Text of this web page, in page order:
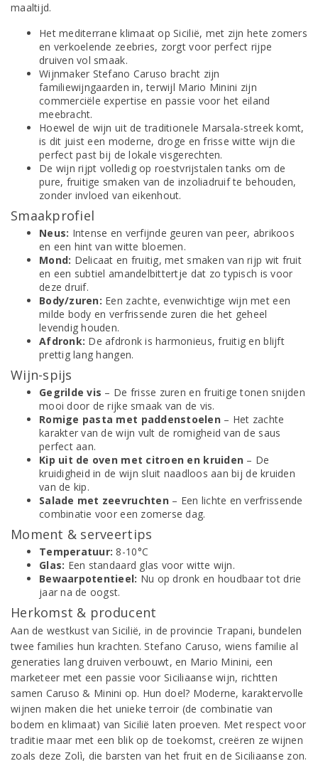
maaltijd.
Het mediterrane klimaat op Sicilië, met zijn hete zomers
en verkoelende zeebries, zorgt voor perfect rijpe
druiven vol smaak.
Wijnmaker Stefano Caruso bracht zijn
familiewijngaarden in, terwijl Mario Minini zijn
commerciële expertise en passie voor het eiland
meebracht.
Hoewel de wijn uit de traditionele Marsala-streek komt,
is dit juist een moderne, droge en frisse witte wijn die
perfect past bij de lokale visgerechten.
De wijn rijpt volledig op roestvrijstalen tanks om de
pure, fruitige smaken van de inzoliadruif te behouden,
zonder invloed van eikenhout.
Smaakprofiel
Neus: Intense en verfijnde geuren van peer, abrikoos
en een hint van witte bloemen.
Mond: Delicaat en fruitig, met smaken van rijp wit fruit
en een subtiel amandelbittertje dat zo typisch is voor
deze druif.
Body/zuren: Een zachte, evenwichtige wijn met een
milde body en verfrissende zuren die het geheel
levendig houden.
Afdronk: De afdronk is harmonieus, fruitig en blijft
prettig lang hangen.
Wijn-spijs
Gegrilde vis – De frisse zuren en fruitige tonen snijden
mooi door de rijke smaak van de vis.
Romige pasta met paddenstoelen – Het zachte
karakter van de wijn vult de romigheid van de saus
perfect aan.
Kip uit de oven met citroen en kruiden – De
kruidigheid in de wijn sluit naadloos aan bij de kruiden
van de kip.
Salade met zeevruchten– Een lichte en verfrissende
combinatie voor een zomerse dag.
Moment & serveertips
Temperatuur: 8-10°C
Glas: Een standaard glas voor witte wijn.
Bewaarpotentieel: Nu op dronk en houdbaar tot drie
jaar na de oogst.
Herkomst & producent
Aan de westkust van Sicilië, in de provincie Trapani, bundelen
twee families hun krachten. Stefano Caruso, wiens familie al
generaties lang druiven verbouwt, en Mario Minini, een
marketeer met een passie voor Siciliaanse wijn, richtten
samen Caruso & Minini op. Hun doel? Moderne, karaktervolle
wijnen maken die het unieke terroir (de combinatie van
bodem en klimaat) van Sicilië laten proeven. Met respect voor
traditie maar met een blik op de toekomst, creëren ze wijnen
zoals deze Zolì, die barsten van het fruit en de Siciliaanse zon.